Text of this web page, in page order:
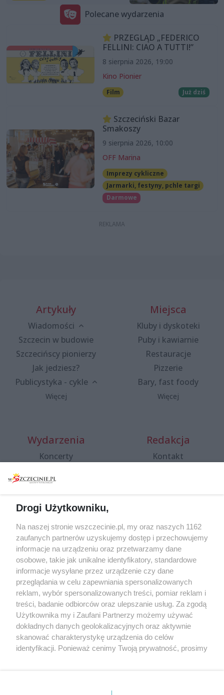
Polecane wydarzenia
PRZEGLĄD „FEDERICO
FELLINI: CIAO A TUTTI!”
8 sierpnia 2026, 19:00
Kino Pionier
Film Już dziś
Szczeciński Bazar
Smakoszy
9 sierpnia 2026, 10:00
OFF Marina
Imprezy cykliczne
Jarmarki, festyny, pchle targi
Darmowe
Artykuły
Wiadomości
Szczecin w budowie
Szczecińscy pionierzy
Jak jedziesz?
Publicystyka - cykle
Więcej
Miejsca
Kluby i dyskoteki
Puby i kawiarnie
Restauracje
Pizzerie
Bary, fast foody
Więcej
Wydarzenia
Koncerty
Spacery i oprowadzania
targi
Wernisaże
Więcej
Redakcja
Kontakt
Specjalny koncert z okazji
20. urodzin portalu
wSzczecinie.pl
Regulamin konkursów
śniadaniówka "Hej
Szczecin! Jest piątek!"
Partnerzy
Praca Szczecin
Drogi Użytkowniku,
Na naszej stronie wszczecinie.pl, my oraz naszych 1162
zaufanych partnerów uzyskujemy dostęp i przechowujemy
informacje na urządzeniu oraz przetwarzamy dane
osobowe, takie jak unikalne identyfikatory, standardowe
informacje wysyłane przez urządzenie czy dane
przeglądania w celu zapewniania spersonalizowanych
reklam, wybór spersonalizowanych treści, pomiar reklam i
treści, badanie odbiorców oraz ulepszanie usług. Za zgodą
Użytkownika my i Zaufani Partnerzy możemy używać
dokładnych danych geolokalizacyjnych oraz aktywnie
skanować charakterystykę urządzenia do celów
identyfikacji. Ponieważ cenimy Twoją prywatność, prosimy
prywatności znajdujący się w lewym dolnym rogu strony